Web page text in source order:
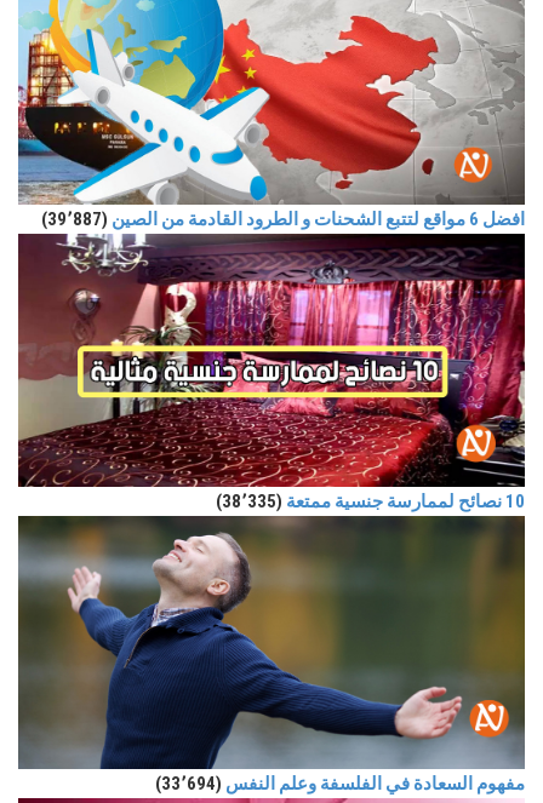
افضل 6 مواقع لتتبع الشحنات و الطرود القادمة من الصين (39٬887)
10 نصائح لممارسة جنسية ممتعة (38٬335)
مفهوم السعادة في الفلسفة وعلم النفس (33٬694)